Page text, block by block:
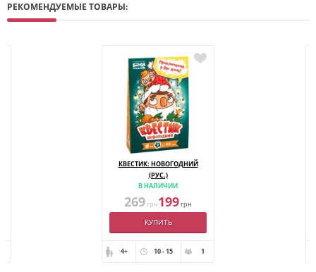
РЕКОМЕНДУЕМЫЕ ТОВАРЫ:
КВЕСТИК: НОВОГОДНИЙ
(РУС.)
В НАЛИЧИИ
269 грн199грн
КУПИТЬ
4+ 10 - 15 1